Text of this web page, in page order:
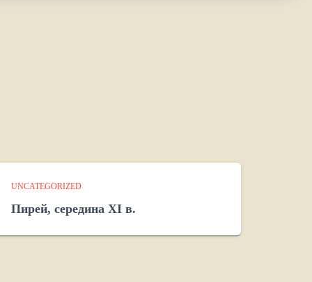
UNCATEGORIZED
Пирей, середина XI в.